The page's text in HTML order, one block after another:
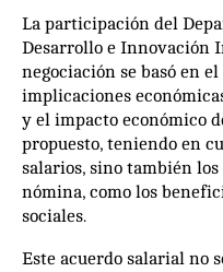
La participación del
Desarrollo e Innovación
negociación se basó en
implicaciones
y el impacto económico
propuesto, teniendo en
salarios, sino también
nómina, como los
sociales.
Este acuerdo salarial no